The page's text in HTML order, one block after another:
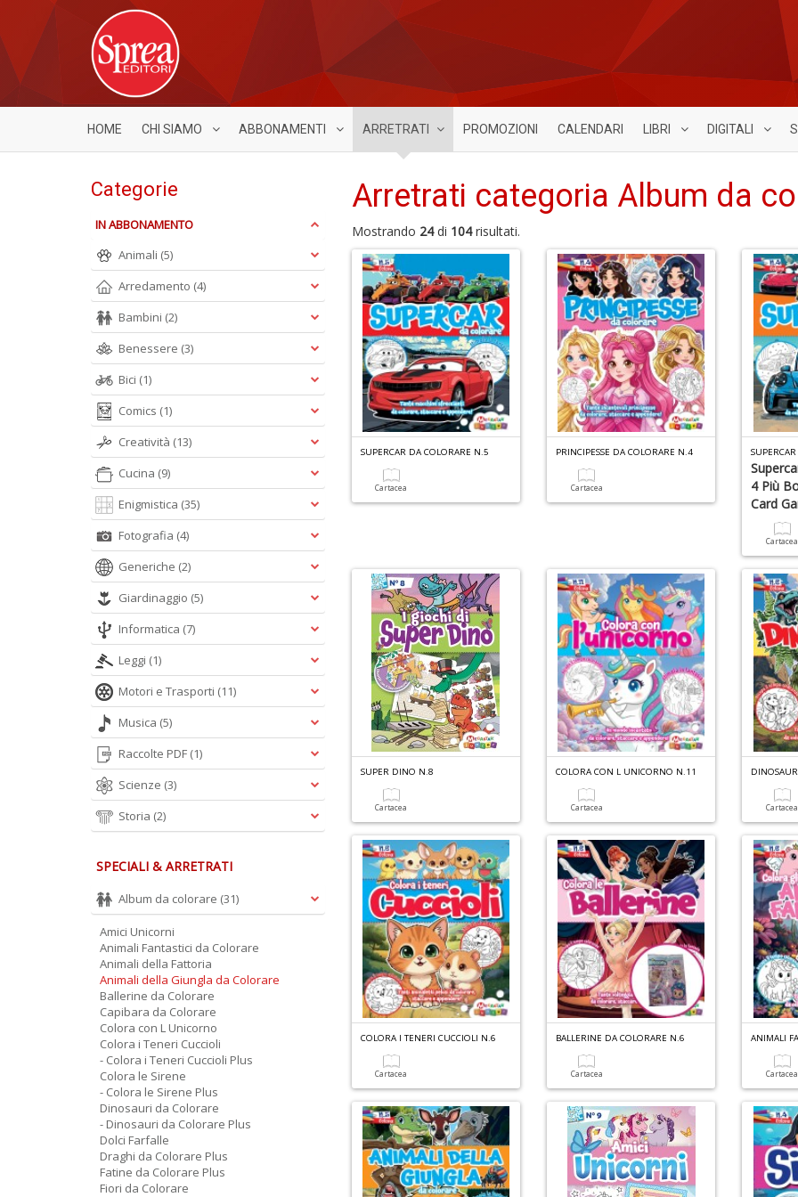
HOME CHI SIAMO ABBONAMENTI ARRETRATI PROMOZIONI CALENDARI LIBRI DIGITALI
Arretrati categoria Album da
Mostrando 24di 104risultati.
SUPERCAR DA COLORARE N.5
Cartacea
PRINCIPESSE DA COLORARE N.4
Cartacea
4 Più
Card
Cartacea
SUPER DINO N.8
Cartacea
COLORA CON L UNICORNO N.11
Cartacea Cartacea
COLORA I TENERI CUCCIOLI N.6
Cartacea
BALLERINE DA COLORARE N.6
Cartacea Cartacea
Categorie
IN ABBONAMENTO
Animali (5)
Arredamento (4)
Bambini (2)
Benessere (3)
Bici (1)
Comics (1)
Creatività (13)
Cucina (9)
Enigmistica (35)
Fotografia (4)
Generiche (2)
Giardinaggio (5)
Informatica (7)
Leggi (1)
Motori e Trasporti (11)
Musica (5)
Raccolte PDF (1)
Scienze (3)
Storia (2)
SPECIALI & ARRETRATI
Album da colorare (31)
Amici Unicorni
Animali Fantastici da Colorare
Animali della Fattoria
Animali della Giungla da Colorare
Ballerine da Colorare
Capibara da Colorare
Colora con L Unicorno
Colora i Teneri Cuccioli
- Colora i Teneri Cuccioli Plus
Colora le Sirene
- Colora le Sirene Plus
Dinosauri da Colorare
- Dinosauri da Colorare Plus
Dolci Farfalle
Draghi da Colorare Plus
Fatine da Colorare Plus
Fiori da Colorare